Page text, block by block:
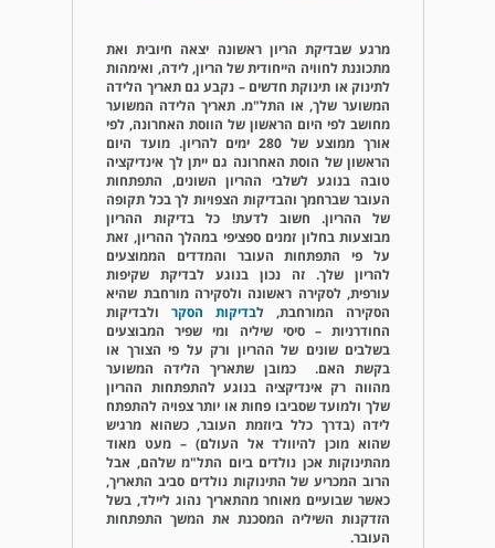
מרגע שבדיקת הריון ראשונה יצאה חיובית ואת
מתכוננת לחוויה הייחודית של הריון, לידה, ואימהות
לתינוק או תינוקת חדשים – נקבע גם תאריך הלידה
המשוער שלך, או התל"מ. תאריך הלידה המשוער
מחושב לפי היום הראשון של הווסת האחרונה, לפי
אורך ממוצע של 280 ימים להריון. מועד היום
הראשון של הוסת האחרונה גם ייתן לך אינדיקציה
טובה בנוגע לשלבי ההריון השונים, התפתחות
העובר שברחמך והבדיקות הצפויות לך בכל תקופה
של ההריון. חשוב לדעת! כל בדיקות ההריון
מבוצעות בחלון זמנים ספציפי במהלך ההריון, זאת
על פי התפתחות העובר והמדדים הממוצעים
להריון שלך. זה נכון בנוגע לבדיקת שקיפות
עורפית, לסקירה ראשונה ולסקירה מורחבת שהיא
הסקירה המורחבת, לבדיקות הסקרולבדיקות
החודרניות – סיסי שיליה ומי שפיר המבוצעים
בשלבים שונים של ההריון ורק על פי הצורך או
בקשת האם. כמובן שתאריך הלידה המשוער
מהווה רק אינדיקציה בנוגע להתפתחות ההריון
שלך ולמועד שסביבו פחות או יותר צפויה להתפתח
לידה (בדרך כלל ביוזמת העובר, כשהוא מרגיש
שהוא מוכן להיוולד אל העולם) – מעט מאוד
מהתינוקות אכן נולדים ביום התל"מ שלהם, אבל
הרוב המכריע של התינוקות נולדים סביב התאריך,
כאשר שבועיים מאוחר מהתאריך נהוג ליילד, בשל
הזדקנות השיליה המסכנת את המשך התפתחות
העובר.